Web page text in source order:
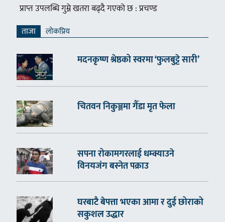
प्राप्त उपलब्धि गुम्ने खतरा बढ्दै गएको छ : प्रचण्ड
ताजा लाेकप्रिय
मदनकृष्ण श्रेष्ठको स्वरमा ‘फुलबुट्टे सारी’
चितवन निकुञ्जमा गैँडा मृत फेला
सपना रोकामगरलाई धम्क्याउने
विनयजंग बस्नेत पक्राउ
घरबाटै बेपत्ता भएका आमा र दुई छोराको
सकुशल उद्धार